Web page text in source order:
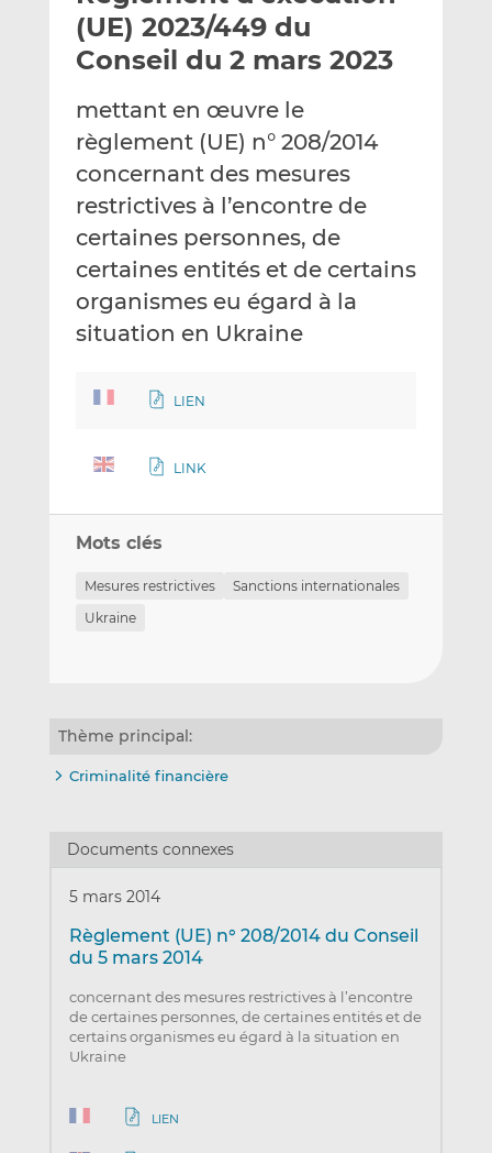
e
r
p
r
e
m
i
l
g
e
r
u
r
L
n
k
e
d
n
g
e
r
u
r
F
c
e
b
o
k
(UE) 2023/449 du
Conseil du 2 mars 2023
mettant en œuvre le
règlement (UE) n° 208/2014
concernant des mesures
restrictives à l’encontre de
certaines personnes, de
certaines entités et de certains
organismes eu égard à la
situation en Ukraine
LIEN
LINK
Mots clés
Mesures restrictives
Sanctions internationales
Ukraine
Thème principal:
Criminalité financière
Documents connexes
5 mars 2014
Règlement (UE) n° 208/2014 du Conseil
du 5 mars 2014
concernant des mesures restrictives à l’encontre
de certaines personnes, de certaines entités et de
certains organismes eu égard à la situation en
Ukraine
LIEN